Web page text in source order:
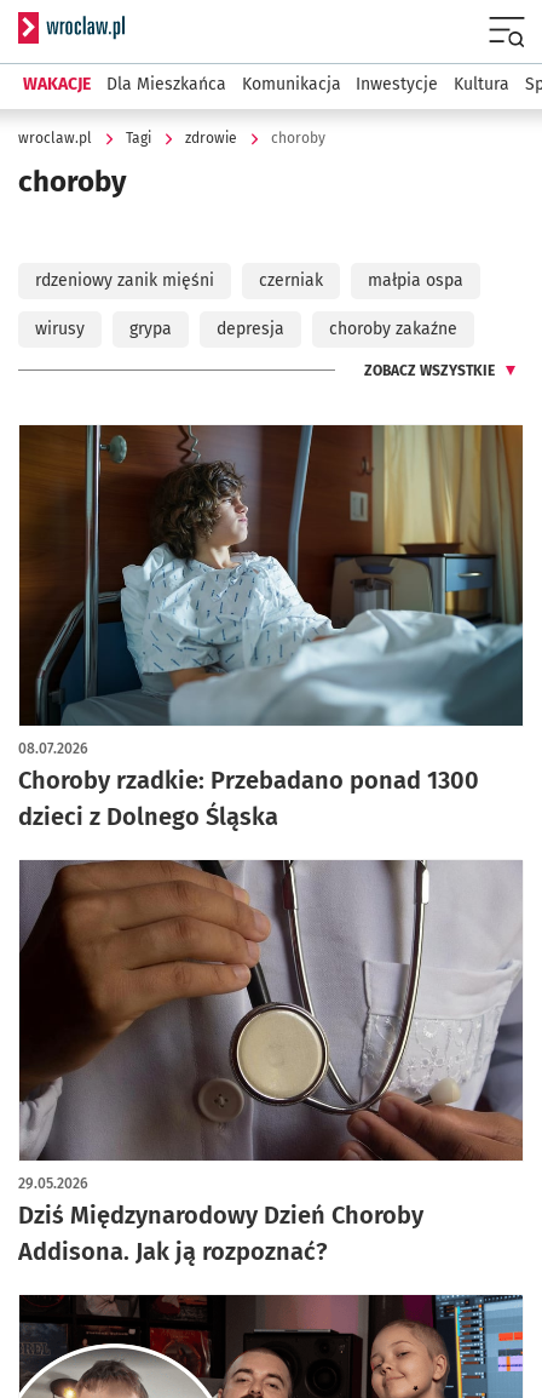
Serwis informacyjny wroclaw.pl
WAKACJE Dla Mieszkańca Komunikacja Inwestycje Kultura
wroclaw.pl Tagi zdrowie choroby
choroby
rdzeniowy zanik mięśni czerniak małpia ospa
wirusy grypa depresja choroby zakaźne
ZOBACZ WSZYSTKIE
Choroby rzadkie: Przebadano ponad 1300
dzieci z Dolnego Śląska
08.07.2026
Dziś Międzynarodowy Dzień Choroby
Addisona. Jak ją rozpoznać?
29.05.2026